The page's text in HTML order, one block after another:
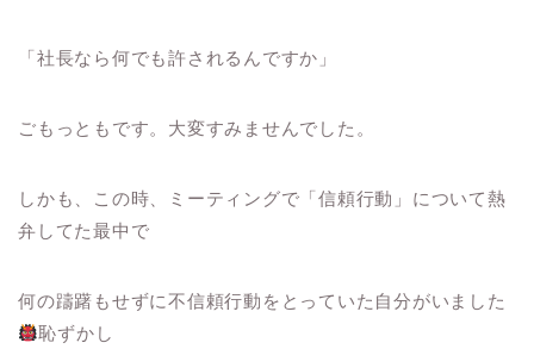
「社長なら何でも許されるんですか」
ごもっともです。大変すみませんでした。
しかも、この時、ミーティングで「信頼行動」について熱
弁してた最中で
何の躊躇もせずに不信頼行動をとっていた自分がいました
恥ずかし